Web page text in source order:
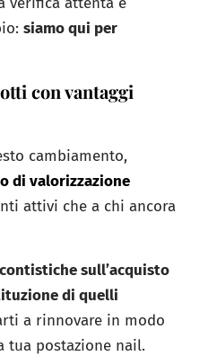
siamo qui per
con vantaggi
cambiamento,
di valorizzazione
attivi che a chi ancora
sull’acquisto
di quelli
a rinnovare in modo
tua postazione nail.